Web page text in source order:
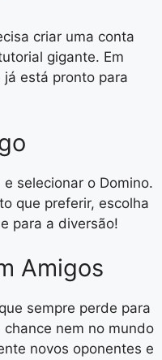
criar uma conta
gigante. Em
está pronto para
selecionar o Domino.
que preferir, escolha
para a diversão!
Amigos
sempre perde para
nem no mundo
novos oponentes e